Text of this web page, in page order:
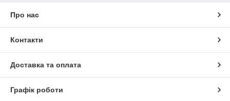
Про нас
Контакти
Доставка та оплата
Графік роботи